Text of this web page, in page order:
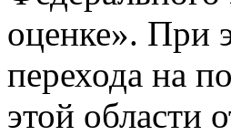
оценке». При
перехода на
этой области